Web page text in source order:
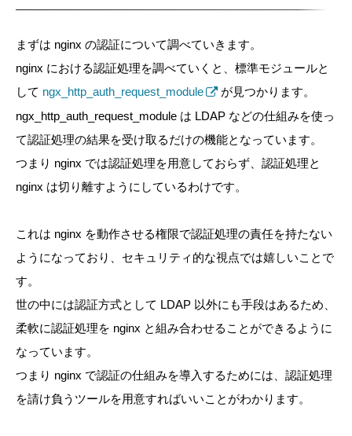
まずは nginx の認証について調べていきます。
nginx における認証処理を調べていくと、標準モジュールと
して ngx_http_auth_request_module
が見つかります。
ngx_http_auth_request_module は LDAP などの仕組みを使っ
て認証処理の結果を受け取るだけの機能となっています。
つまり nginx では認証処理を用意しておらず、認証処理と
nginx は切り離すようにしているわけです。
これは nginx を動作させる権限で認証処理の責任を持たない
ようになっており、セキュリティ的な視点では嬉しいことで
す。
世の中には認証方式として LDAP 以外にも手段はあるため、
柔軟に認証処理を nginx と組み合わせることができるように
なっています。
つまり nginx で認証の仕組みを導入するためには、認証処理
を請け負うツールを用意すればいいことがわかります。